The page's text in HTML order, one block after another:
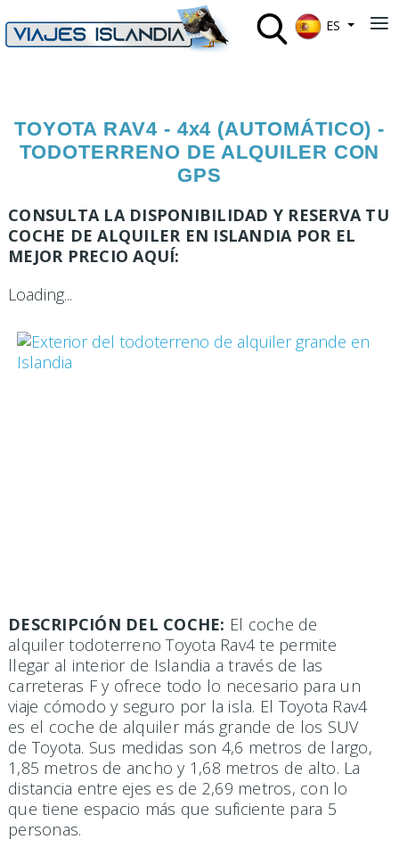
ES
TOYOTA RAV4 - 4x4 (AUTOMÁTICO) -
TODOTERRENO DE ALQUILER CON
GPS
CONSULTA LA DISPONIBILIDAD Y RESERVA TU
COCHE DE ALQUILER EN ISLANDIA POR EL
MEJOR PRECIO AQUÍ:
Loading...
DESCRIPCIÓN DEL COCHE: El coche de
alquiler todoterreno Toyota Rav4 te permite
llegar al interior de Islandia a través de las
carreteras F y ofrece todo lo necesario para un
viaje cómodo y seguro por la isla. El Toyota Rav4
es el coche de alquiler más grande de los SUV
de Toyota. Sus medidas son 4,6 metros de largo,
1,85 metros de ancho y 1,68 metros de alto. La
distancia entre ejes es de 2,69 metros, con lo
que tiene espacio más que suficiente para 5
personas.
≡